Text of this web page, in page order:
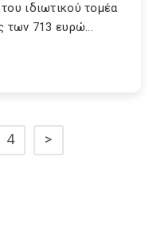
ιδιωτικού τομέα
των 713 ευρώ...
4 >